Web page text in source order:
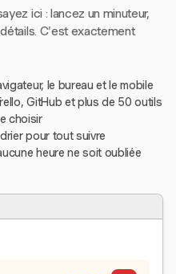
ici : lancez un minuteur,
C'est exactement
le bureau et le mobile
GitHub et plus de 50 outils
choisir
pour tout suivre
heure ne soit oubliée